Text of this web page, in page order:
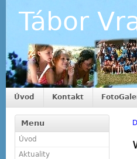
Tábor
Úvod Kontakt
Menu
Úvod
Aktuality